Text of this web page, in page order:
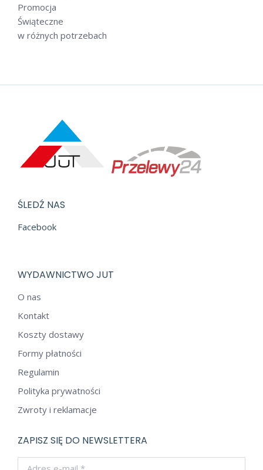
Promocja
Świąteczne
w różnych potrzebach
ŚLEDŹ NAS
Facebook
WYDAWNICTWO JUT
O nas
Kontakt
Koszty dostawy
Formy płatności
Regulamin
Polityka prywatności
Zwroty i reklamacje
ZAPISZ SIĘ DO NEWSLETTERA